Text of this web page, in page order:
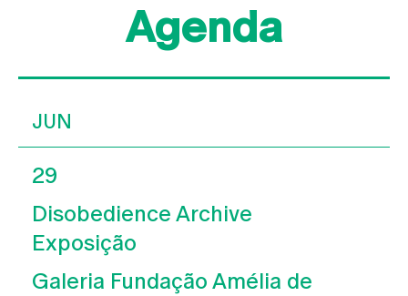
Agenda
JUN
29
Disobedience Archive
Exposição
Galeria Fundação Amélia de